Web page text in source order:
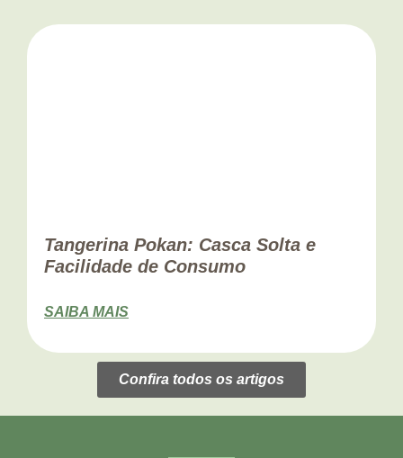
Tangerina Pokan: Casca Solta e
Facilidade de Consumo
SAIBA MAIS
Confira todos os artigos